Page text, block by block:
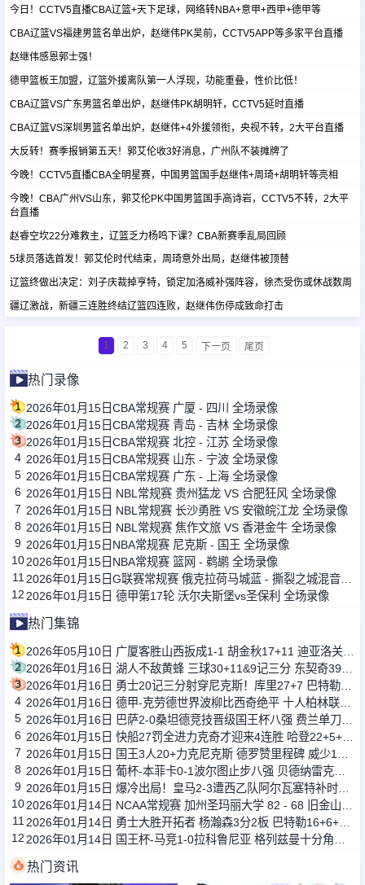
篮球新闻
今日！CCTV5直播CBA辽篮+天下足球，网络转NBA+意甲+西甲+德甲等
CBA辽篮VS福建男篮名单出炉，赵继伟PK吴前，CCTV5APP等多家平台直播
赵继伟感恩郭士强！
德甲篮板王加盟，辽篮外援离队第一人浮现，功能重叠，性价比低！
CBA辽篮VS广东男篮名单出炉，赵继伟PK胡明轩，CCTV5延时直播
CBA辽篮VS深圳男篮名单出炉，赵继伟+4外援领衔，央视不转，2大平台直播
大反转！赛季报销第五天！郭艾伦收3好消息，广州队不装摊牌了
今晚！CCTV5直播CBA全明星赛，中国男篮国手赵继伟+周琦+胡明轩等亮相
今晚！CBA广州VS山东，郭艾伦PK中国男篮国手高诗岩，CCTV5不转，2大平
台直播
赵睿空坎22分难救主，辽篮乏力杨鸣下课？CBA新赛季乱局回顾
5球员落选首发！郭艾伦时代结束，周琦意外出局，赵继伟被顶替
辽篮终做出决定：刘子庆裁掉亨特，锁定加洛威补强阵容，徐杰受伤或休战数周
疆辽激战，新疆三连胜终结辽篮四连败，赵继伟伤停成致命打击
1 2 3 4 5 下一页 尾页
热门录像
1 2026年01月15日CBA常规赛 广厦 - 四川 全场录像
2 2026年01月15日CBA常规赛 青岛 - 吉林 全场录像
3 2026年01月15日CBA常规赛 北控 - 江苏 全场录像
4 2026年01月15日CBA常规赛 山东 - 宁波 全场录像
5 2026年01月15日CBA常规赛 广东 - 上海 全场录像
6 2026年01月15日 NBL常规赛 贵州猛龙 VS 合肥狂风 全场录像
7 2026年01月15日 NBL常规赛 长沙勇胜 VS 安徽皖江龙 全场录像
8 2026年01月15日 NBL常规赛 焦作文旅 VS 香港金牛 全场录像
9 2026年01月15日NBA常规赛 尼克斯 - 国王 全场录像
102026年01月15日NBA常规赛 篮网 - 鹈鹕 全场录像
11
12 2026年01月15日 德甲第17轮 沃尔夫斯堡vs圣保利 全场录像
热门集锦
1
2
3
4
5
6
7
8
9
10
11
12
热门资讯